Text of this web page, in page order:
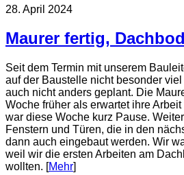
28. April 2024
Maurer fertig,
Seit dem Termin mit unserem
auf der Baustelle nicht besonder
auch nicht anders geplant. Die
Woche früher als erwartet ihre
war diese Woche kurz Pause.
Fenstern und Türen, die in den
dann auch eingebaut werden. Wir
weil wir die ersten Arbeiten am
wollten. [Mehr]